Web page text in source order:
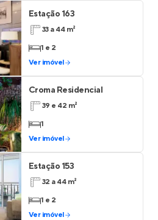
Estação 163
33 a 44 m²
1 e 2
Ver imóvel
Croma Residencial
39 e 42 m²
1
Ver imóvel
Estação 153
32 a 44 m²
1 e 2
Ver imóvel